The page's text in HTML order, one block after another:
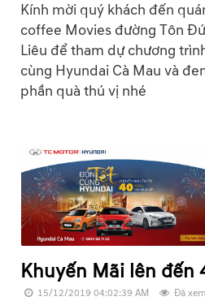
Kính mời quý khách đến
coffee Movies đường Tôn
Liêu để tham dự chương
cùng Hyundai Cà Mau và
phần quà thú vị nhé
Khuyến Mãi lên đến
15/12/2019 04:02:39 AM Đã